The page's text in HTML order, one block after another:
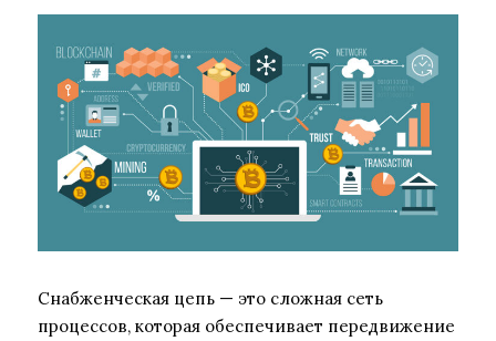
Снабженческая цепь — это сложная сеть
процессов, которая обеспечивает передвижение